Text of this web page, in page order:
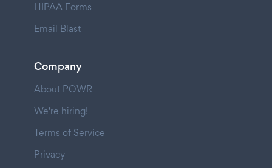
HIPAA Forms
Email Blast
Company
About POWR
We're hiring!
Terms of Service
Privacy